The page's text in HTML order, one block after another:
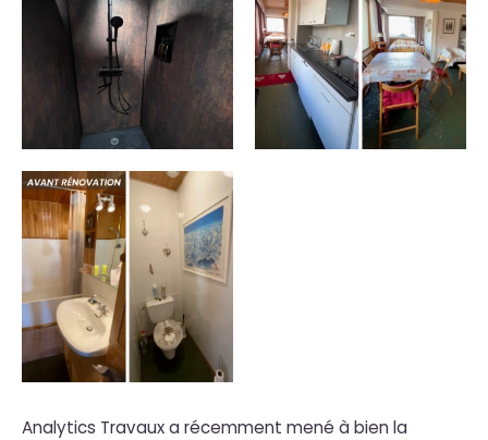
Analytics Travaux a récemment mené à bien la